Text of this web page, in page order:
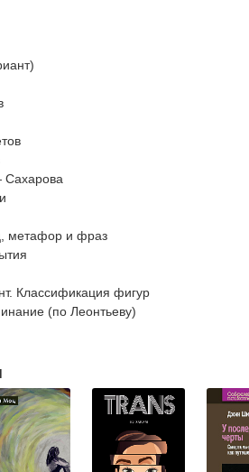
Сахарова
метафор и фраз
Классификация фигур
(по Леонтьеву)